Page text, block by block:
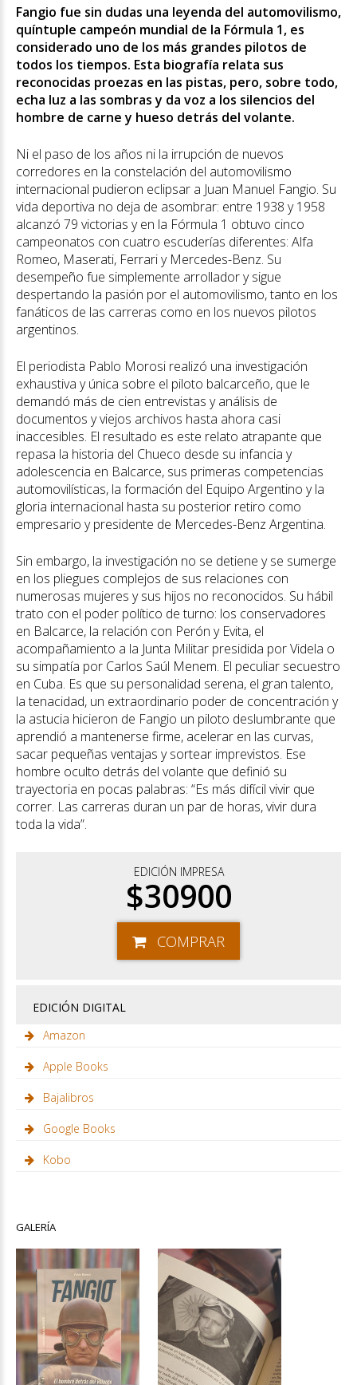
Fangio fue sin dudas una leyenda del automovilismo,
quíntuple campeón mundial de la Fórmula 1, es
considerado uno de los más grandes pilotos de
todos los tiempos. Esta biografía relata sus
reconocidas proezas en las pistas, pero, sobre todo,
echa luz a las sombras y da voz a los silencios del
hombre de carne y hueso detrás del volante.
Ni el paso de los años ni la irrupción de nuevos
corredores en la constelación del automovilismo
internacional pudieron eclipsar a Juan Manuel Fangio. Su
vida deportiva no deja de asombrar: entre 1938 y 1958
alcanzó 79 victorias y en la Fórmula 1 obtuvo cinco
campeonatos con cuatro escuderías diferentes: Alfa
Romeo, Maserati, Ferrari y Mercedes-Benz. Su
desempeño fue simplemente arrollador y sigue
despertando la pasión por el automovilismo, tanto en los
fanáticos de las carreras como en los nuevos pilotos
argentinos.
El periodista Pablo Morosi realizó una investigación
exhaustiva y única sobre el piloto balcarceño, que le
demandó más de cien entrevistas y análisis de
documentos y viejos archivos hasta ahora casi
inaccesibles. El resultado es este relato atrapante que
repasa la historia del Chueco desde su infancia y
adolescencia en Balcarce, sus primeras competencias
automovilísticas, la formación del Equipo Argentino y la
gloria internacional hasta su posterior retiro como
empresario y presidente de Mercedes-Benz Argentina.
Sin embargo, la investigación no se detiene y se sumerge
en los pliegues complejos de sus relaciones con
numerosas mujeres y sus hijos no reconocidos. Su hábil
trato con el poder político de turno: los conservadores
en Balcarce, la relación con Perón y Evita, el
acompañamiento a la Junta Militar presidida por Videla o
su simpatía por Carlos Saúl Menem. El peculiar secuestro
en Cuba. Es que su personalidad serena, el gran talento,
la tenacidad, un extraordinario poder de concentración y
la astucia hicieron de Fangio un piloto deslumbrante que
aprendió a mantenerse firme, acelerar en las curvas,
sacar pequeñas ventajas y sortear imprevistos. Ese
hombre oculto detrás del volante que definió su
trayectoria en pocas palabras: “Es más difícil vivir que
correr. Las carreras duran un par de horas, vivir dura
toda la vida”.
EDICIÓN IMPRESA
$30900
COMPRAR
EDICIÓN DIGITAL
Amazon
Apple Books
Bajalibros
Google Books
Kobo
GALERÍA